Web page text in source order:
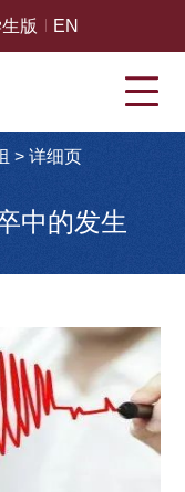
版 EN
> 详细页
中的发生